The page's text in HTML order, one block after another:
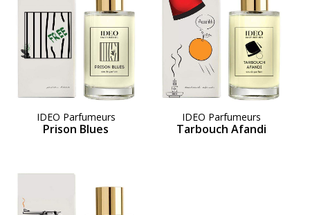
IDEO Parfumeurs
Prison Blues
IDEO Parfumeurs
Tarbouch Afandi